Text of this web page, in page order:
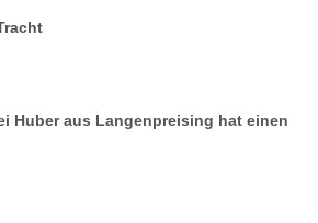
Huber aus Langenpreising hat einen